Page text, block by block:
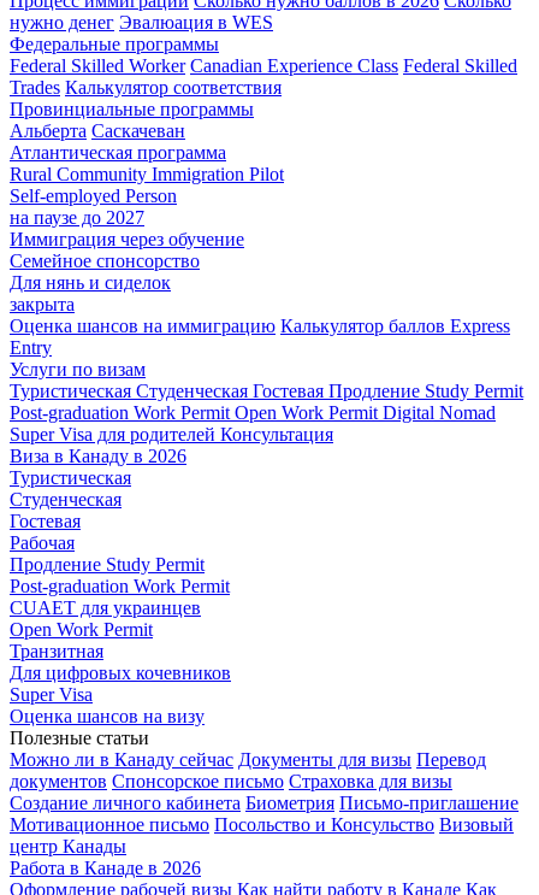
нужно денег Эвалюация в WES
Федеральные программы
Federal Skilled Worker Canadian Experience Class Federal Skilled
Trades Калькулятор соответствия
Провинциальные программы
Альберта Саскачеван
Атлантическая программа
Rural Community Immigration Pilot
Self-employed Person
на паузе до 2027
Иммиграция через обучение
Семейное спонсорство
Для нянь и сиделок
закрыта
Оценка шансов на иммиграцию Калькулятор баллов Express
Entry
Услуги по визам
Туристическая Студенческая Гостевая Продление Study Permit
Post-graduation Work Permit Open Work Permit Digital Nomad
Super Visa для родителей Консультация
Виза в Канаду в 2026
Туристическая
Студенческая
Гостевая
Рабочая
Продление Study Permit
Post-graduation Work Permit
CUAET для украинцев
Open Work Permit
Транзитная
Для цифровых кочевников
Super Visa
Оценка шансов на визу
Полезные статьи
Можно ли в Канаду сейчас Документы для визы Перевод
документов Спонсорское письмо Страховка для визы
Создание личного кабинета Биометрия Письмо-приглашение
Мотивационное письмо Посольство и Консульство Визовый
центр Канады
Работа в Канаде в 2026
Оформление рабочей визы Как найти работу в Канаде Как